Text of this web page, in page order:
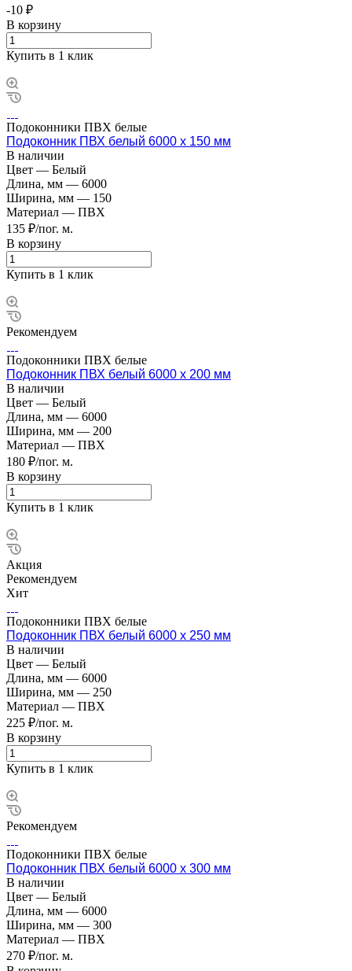
-10 ₽
В корзину
Купить в 1 клик
Подоконники ПВХ белые
Подоконник ПВХ белый 6000 х 150 мм
В наличии
Цвет — Белый
Длина, мм — 6000
Ширина, мм — 150
Материал — ПВХ
135 ₽/пог. м.
В корзину
Купить в 1 клик
Рекомендуем
Подоконники ПВХ белые
Подоконник ПВХ белый 6000 х 200 мм
В наличии
Цвет — Белый
Длина, мм — 6000
Ширина, мм — 200
Материал — ПВХ
180 ₽/пог. м.
В корзину
Купить в 1 клик
Акция
Рекомендуем
Хит
Подоконники ПВХ белые
Подоконник ПВХ белый 6000 х 250 мм
В наличии
Цвет — Белый
Длина, мм — 6000
Ширина, мм — 250
Материал — ПВХ
225 ₽/пог. м.
В корзину
Купить в 1 клик
Рекомендуем
Подоконники ПВХ белые
Подоконник ПВХ белый 6000 х 300 мм
В наличии
Цвет — Белый
Длина, мм — 6000
Ширина, мм — 300
Материал — ПВХ
270 ₽/пог. м.